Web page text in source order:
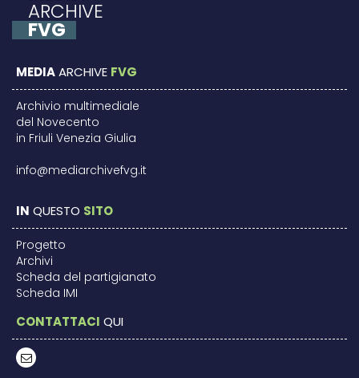
ARCHIVE
FVG
MEDIAARCHIVE FVG
Archivio multimediale
del Novecento
in Friuli Venezia Giulia
info@mediarchivefvg.it
IN QUESTO SITO
Progetto
Archivi
Scheda del partigianato
Scheda IMI
CONTATTACI QUI